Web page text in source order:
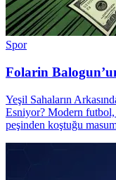
Spor
Folarin
Yeşil Sahaların
Esniyor? Modern futbol,
peşinden koştuğu